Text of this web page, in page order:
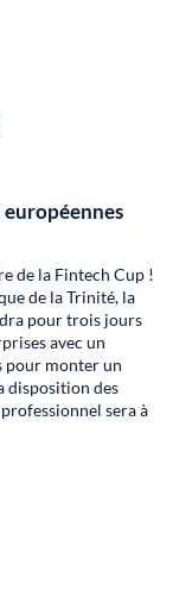
de la Fintech Cup !
de la Trinité, la
pour trois jours
avec un
pour monter un
disposition des
sera à